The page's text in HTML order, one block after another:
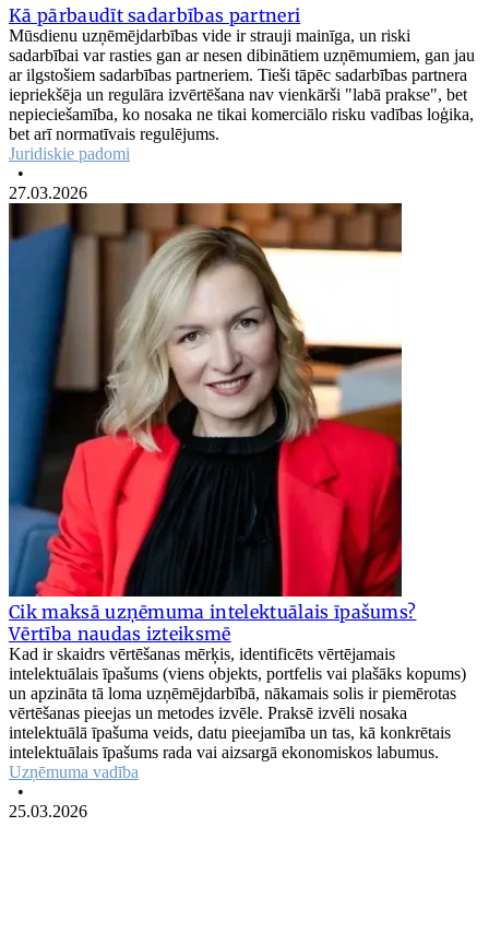
Kā pārbaudīt sadarbības partneri
Mūsdienu uzņēmējdarbības vide ir strauji mainīga, un riski
sadarbībai var rasties gan ar nesen dibinātiem uzņēmumiem, gan jau
ar ilgstošiem sadarbības partneriem. Tieši tāpēc sadarbības partnera
iepriekšēja un regulāra izvērtēšana nav vienkārši "labā prakse", bet
nepieciešamība, ko nosaka ne tikai komerciālo risku vadības loģika,
bet arī normatīvais regulējums.
Juridiskie padomi
•
27.03.2026
Cik maksā uzņēmuma intelektuālais īpašums?
Vērtība naudas izteiksmē
Kad ir skaidrs vērtēšanas mērķis, identificēts vērtējamais
intelektuālais īpašums (viens objekts, portfelis vai plašāks kopums)
un apzināta tā loma uzņēmējdarbībā, nākamais solis ir piemērotas
vērtēšanas pieejas un metodes izvēle. Praksē izvēli nosaka
intelektuālā īpašuma veids, datu pieejamība un tas, kā konkrētais
intelektuālais īpašums rada vai aizsargā ekonomiskos labumus.
Uzņēmuma vadība
•
25.03.2026